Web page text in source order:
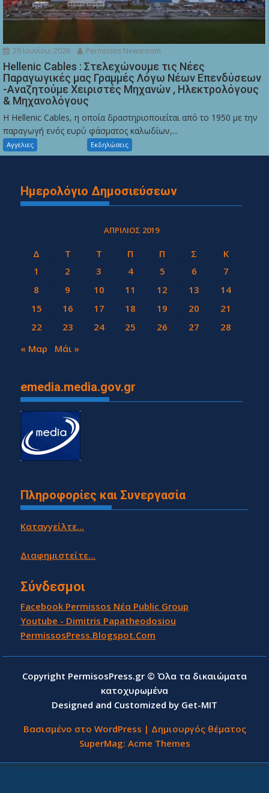
29 Ιουνίου, 2026 Permissos Newsroom
Hellenic Cables : Στελεχώνουμε τις Νέες
Παραγωγικές μας Γραμμές Λόγω Νέων Επενδύσεων
-Αναζητούμε Χειριστές Μηχανών , Ηλεκτρολόγους
& Μηχανολόγους
Η Hellenic Cables, η οποία δραστηριοποιείται από το 1950 με την
παραγωγή ενός ευρύ φάσματος καλωδίων,...
Αγγελιες Εκδηλώσεις
Ημερολόγιο Δημοσιεύσεων
ΑΠΡΊΛΙΟΣ 2019
Δ Τ Τ Π Π Σ
Κ
1
2 3 4 5 6
7
8
9 10 11 12 13
14
15
16 17 18 19 20
21
22
23 24 25 26 27
28
29
30
« Μαρ Μάι »
emedia.media.gov.gr
Πληροφορίες και Συνεργασία
Καταγγείλτε...
Διαφημιστείτε...
Σύνδεσμοι
Facebook Permissos Νέα Public Group
Youtube - Dimitris Papatheodosiou
PermissosPress.Blogspot.Com
Copyright PermisosPress.gr © Όλα τα δικαιώματα
κατοχυρωμένα
Designed and Customized by Get-MIT
Βασισμένο στο WordPress | Δημιουργός θέματος
SuperMag: Acme Themes